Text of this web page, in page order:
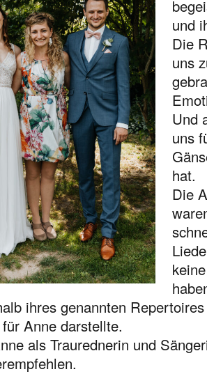
und
Die
uns
Und
uns
hat.
Die
ihres genannten
Anne darstellte.
als Traurednerin und